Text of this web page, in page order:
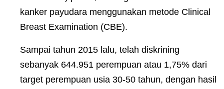
kanker payudara menggunakan metode Clinical
Breast Examination (CBE).
Sampai tahun 2015 lalu, telah diskrining
sebanyak 644.951 perempuan atau 1,75% dari
target perempuan usia 30-50 tahun, dengan hasil